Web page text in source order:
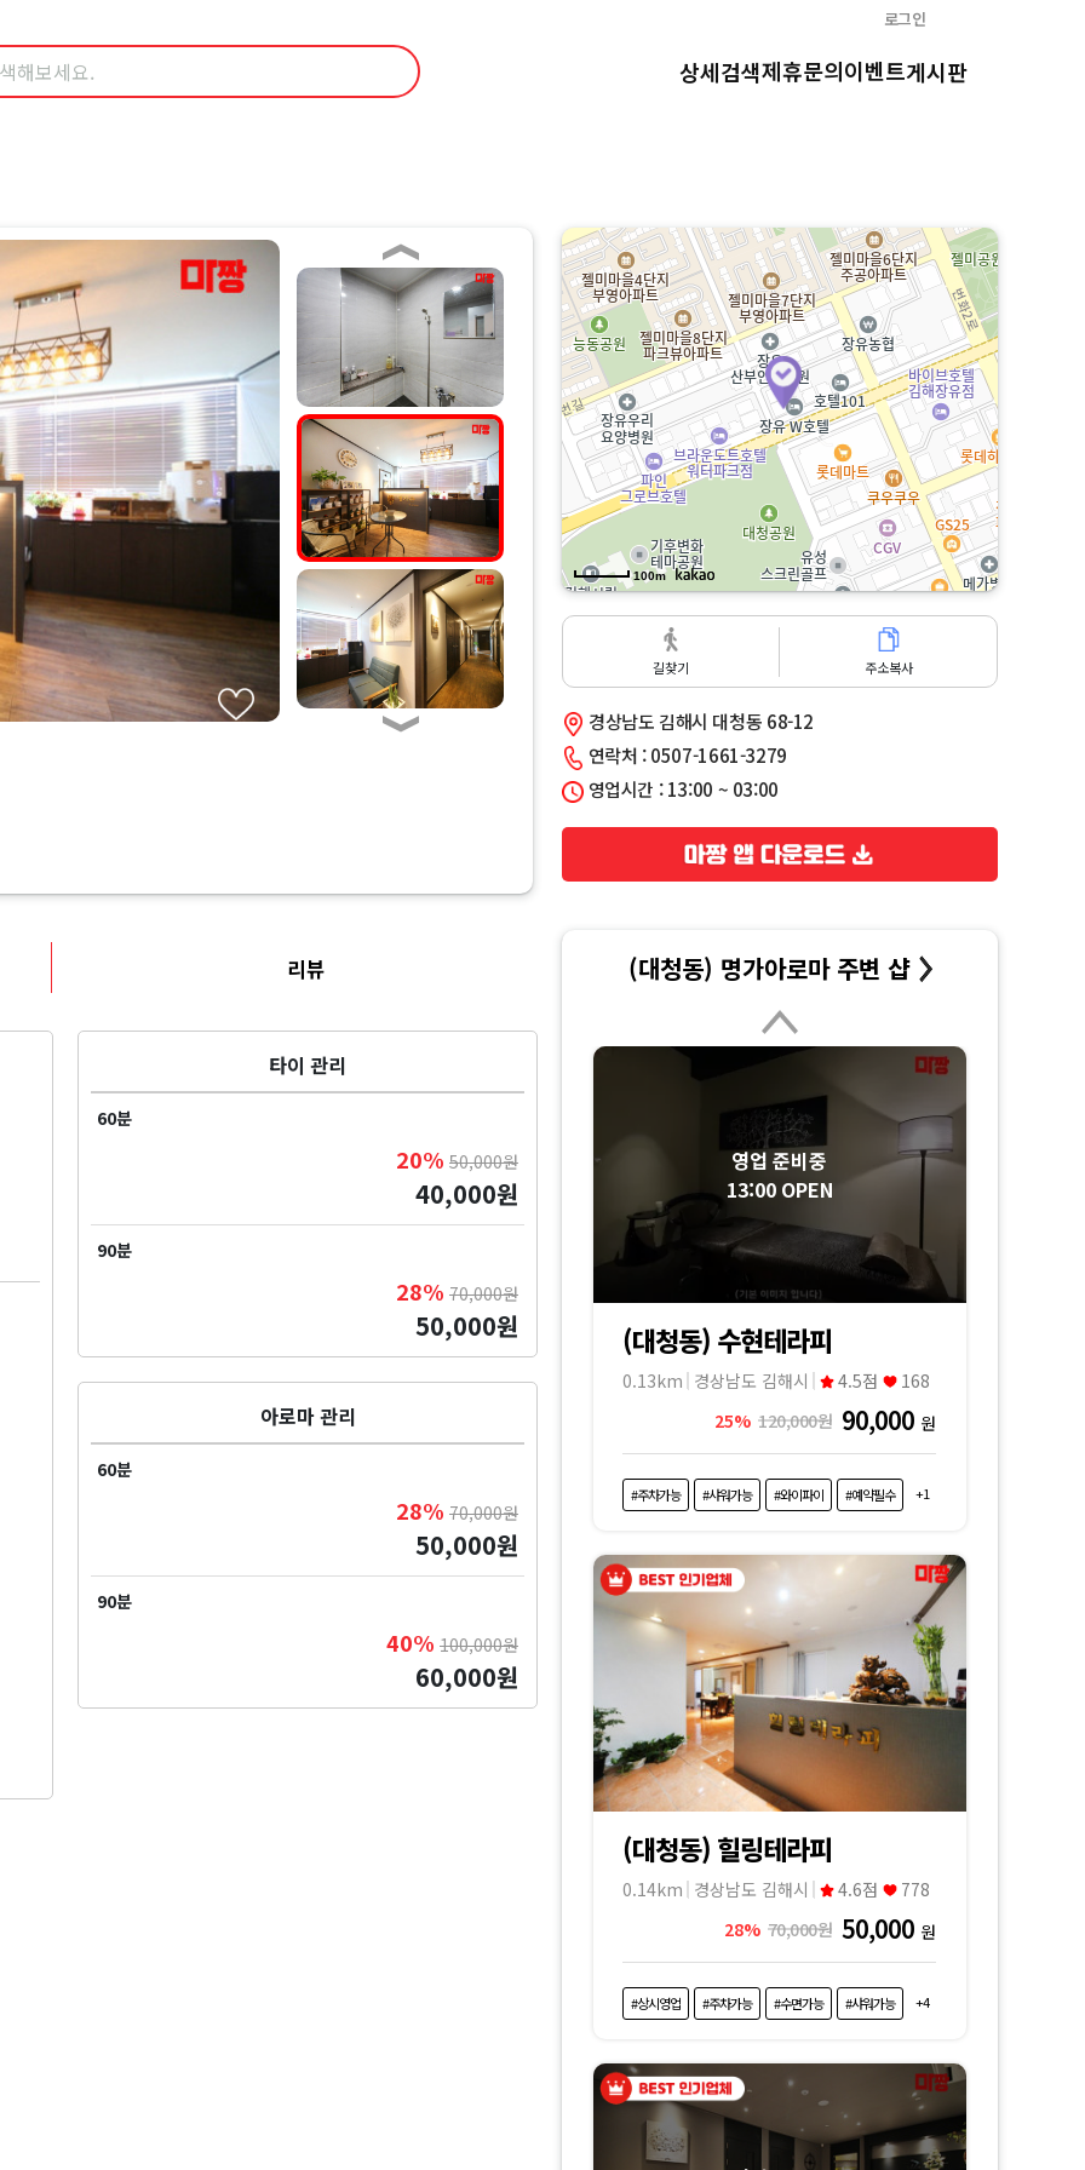
로그인
상세검색제휴문의이벤트게시판
100m
길찾기 주소복사
경상남도 김해시 대청동 68-12
연락처 : 0507-1661-3279
영업시간 : 13:00 ~ 03:00
(대청동) 명가아로마 주변 샵
영업 준비중
13:00 OPEN
(대청동) 수현테라피
0.13km 경상남도 김해시 4.5점
168
25% 120,000원 90,000 원
#주차가능 #샤워가능 #와이파이 #예약필수 +1
(대청동) 힐링테라피
0.14km 경상남도 김해시 4.6점
778
28% 70,000원 50,000 원
#상시영업 #주차가능 #수면가능 #샤워가능 +4
리뷰
타이 관리
60분
20% 50,000원
40,000원
90분
28% 70,000원
50,000원
아로마 관리
60분
28% 70,000원
50,000원
90분
40% 100,000원
60,000원